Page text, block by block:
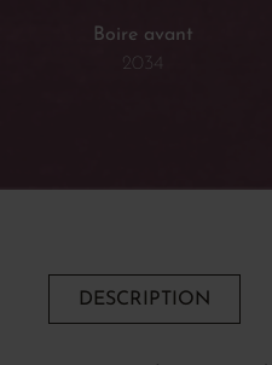
Boire avant
2034
DESCRIPTION